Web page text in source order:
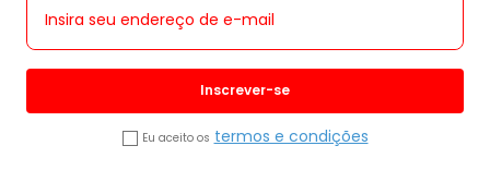
Inscrever-se
Eu aceito os termos e condições